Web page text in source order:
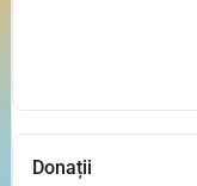
Donații